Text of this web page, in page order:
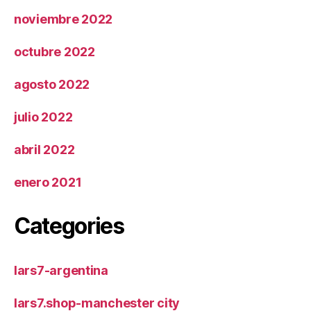
noviembre 2022
octubre 2022
agosto 2022
julio 2022
abril 2022
enero 2021
Categories
lars7-argentina
lars7.shop-manchester city